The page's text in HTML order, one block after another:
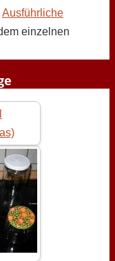
Ausführliche
einzelnen